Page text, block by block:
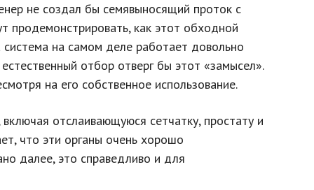
не создал бы семявыносящий проток с
продемонстрировать, как этот обходной
на самом деле работает довольно
отбор отверг бы этот «замысел».
на его собственное использование.
отслаивающуюся сетчатку, простату и
что эти органы очень хорошо
далее, это справедливо и для